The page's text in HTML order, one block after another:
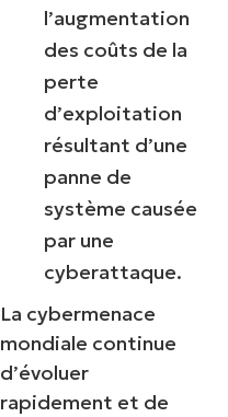
l’augmentation
des coûts de la
perte
d’exploitation
résultant d’une
panne de
système causée
par une
cyberattaque.
La cybermenace
mondiale continue
d’évoluer
rapidement et de